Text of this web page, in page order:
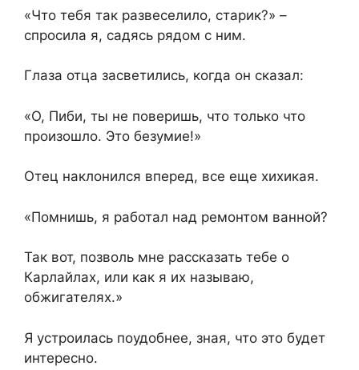
«Что тебя так развеселило, старик?» –
спросила я, садясь рядом с ним.
Глаза отца засветились, когда он сказал:
«О, Пиби, ты не поверишь, что только что
произошло. Это безумие!»
Отец наклонился вперед, все еще хихикая.
«Помнишь, я работал над ремонтом ванной?
Так вот, позволь мне рассказать тебе о
Карлайлах, или как я их называю,
обжигателях.»
Я устроилась поудобнее, зная, что это будет
интересно.